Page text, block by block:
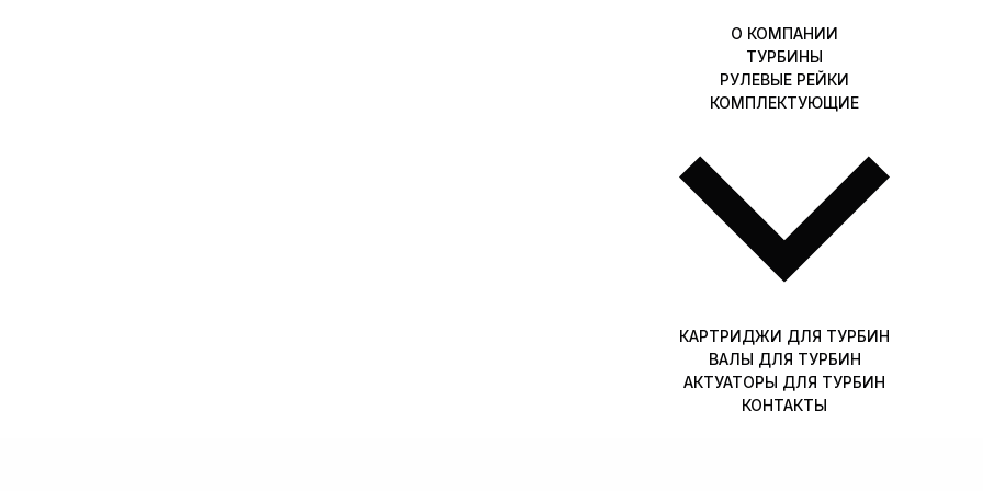
О КОМПАНИИ
ТУРБИНЫ
РУЛЕВЫЕ РЕЙКИ
КОМПЛЕКТУЮЩИЕ
КАРТРИДЖИ ДЛЯ ТУРБИН
ВАЛЫ ДЛЯ ТУРБИН
АКТУАТОРЫ ДЛЯ ТУРБИН
КОНТАКТЫ